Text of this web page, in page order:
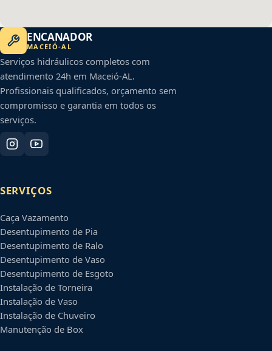
ENCANADOR
MACEIÓ-AL
Serviços hidráulicos completos com
atendimento 24h em Maceió-AL.
Profissionais qualificados, orçamento sem
compromisso e garantia em todos os
serviços.
SERVIÇOS
Caça Vazamento
Desentupimento de Pia
Desentupimento de Ralo
Desentupimento de Vaso
Desentupimento de Esgoto
Instalação de Torneira
Instalação de Vaso
Instalação de Chuveiro
Manutenção de Box